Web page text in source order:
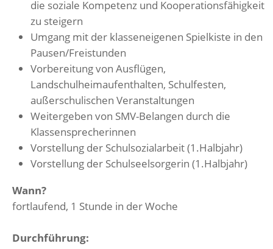
die soziale Kompetenz und Kooperationsfähigkeit
zu steigern
Umgang mit der klasseneigenen Spielkiste in den
Pausen/Freistunden
Vorbereitung von Ausflügen,
Landschulheimaufenthalten, Schulfesten,
außerschulischen Veranstaltungen
Weitergeben von SMV-Belangen durch die
Klassensprecherinnen
Vorstellung der Schulsozialarbeit (1.Halbjahr)
Vorstellung der Schulseelsorgerin (1.Halbjahr)
Wann?
fortlaufend, 1 Stunde in der Woche
Durchführung: